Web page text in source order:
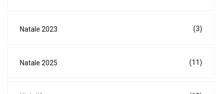
Natale 2023 (3)
Natale 2025 (11)